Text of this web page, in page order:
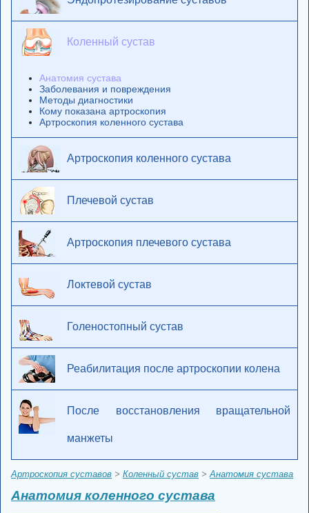
Коленный сустав
Анатомия сустава
Заболевания и повреждения
Методы диагностики
Кому показана артроскопия
Артроскопия коленного сустава
Артроскопия коленного сустава
Плечевой сустав
Артроскопия плечевого сустава
Локтевой сустав
Голеностопный сустав
Реабилитация после артроскопии колена
После восстановления вращательной
манжеты
Артроскопия суставов > Коленный сустав >Анатомия сустава
Анатомия коленного сустава